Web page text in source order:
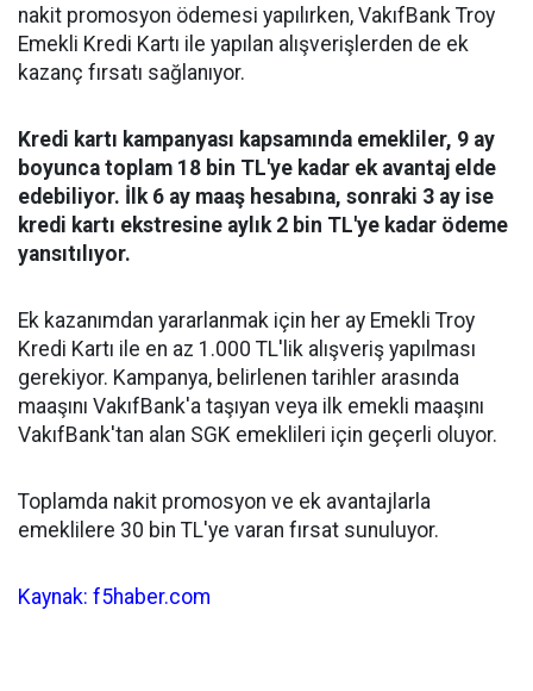
nakit promosyon ödemesi yapılırken, VakıfBank Troy
Emekli Kredi Kartı ile yapılan alışverişlerden de ek
kazanç fırsatı sağlanıyor.
Kredi kartı kampanyası kapsamında emekliler, 9 ay
boyunca toplam 18 bin TL'ye kadar ek avantaj elde
edebiliyor. İlk 6 ay maaş hesabına, sonraki 3 ay ise
kredi kartı ekstresine aylık 2 bin TL'ye kadar ödeme
yansıtılıyor.
Ek kazanımdan yararlanmak için her ay Emekli Troy
Kredi Kartı ile en az 1.000 TL'lik alışveriş yapılması
gerekiyor. Kampanya, belirlenen tarihler arasında
maaşını VakıfBank'a taşıyan veya ilk emekli maaşını
VakıfBank'tan alan SGK emeklileri için geçerli oluyor.
Toplamda nakit promosyon ve ek avantajlarla
emeklilere 30 bin TL'ye varan fırsat sunuluyor.
Kaynak: f5haber.com